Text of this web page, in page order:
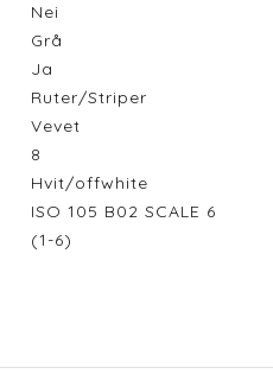
Nei
Grå
Ja
Ruter/Striper
Vevet
8
Hvit/offwhite
ISO 105 B02 SCALE 6
(1-6)